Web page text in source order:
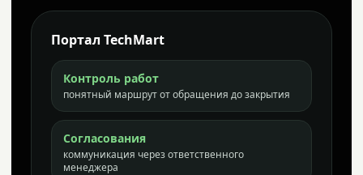
Портал TechMart
Контроль работ
понятный маршрут от обращения до закрытия
Согласования
коммуникация через ответственного
менеджера